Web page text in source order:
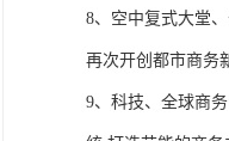
8、空中复式大堂
再次开创都市商务
9、科技、全球商